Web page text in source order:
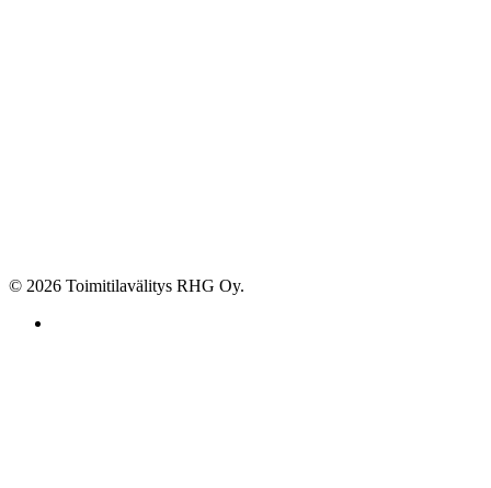
© 2026 Toimitilavälitys RHG Oy.